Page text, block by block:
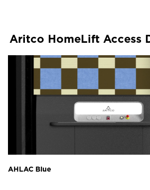
Aritco HomeLift Access
AHLAC Blue